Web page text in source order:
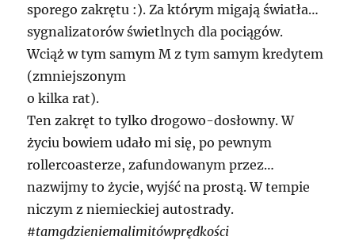
sporego zakrętu :). Za którym migają światła…
sygnalizatorów świetlnych dla pociągów.
Wciąż w tym samym M z tym samym kredytem
(zmniejszonym
o kilka rat).
Ten zakręt to tylko drogowo-dosłowny. W
życiu bowiem udało mi się, po pewnym
rollercoasterze, zafundowanym przez…
nazwijmy to życie, wyjść na prostą. W tempie
niczym z niemieckiej autostrady.
#tamgdzieniemalimitówprędkości